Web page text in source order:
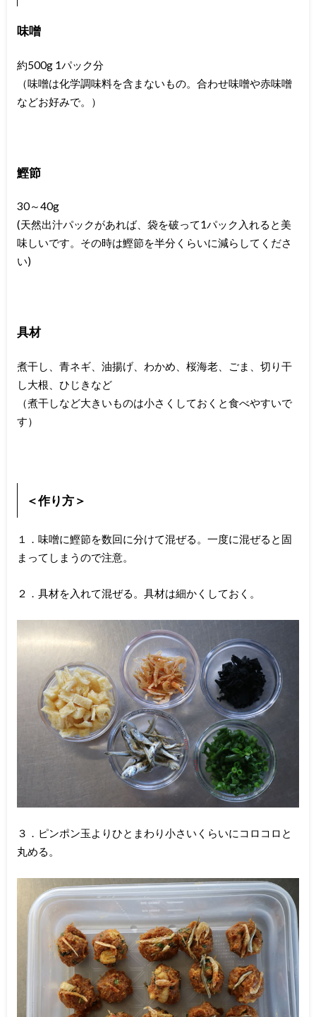
味噌
約500g 1パック分
（味噌は化学調味料を含まないもの。合わせ味噌や赤味噌
などお好みで。）
鰹節
30～40g
(天然出汁パックがあれば、袋を破って1パック入れると美
味しいです。その時は鰹節を半分くらいに減らしてくださ
い)
具材
煮干し、青ネギ、油揚げ、わかめ、桜海老、ごま、切り干
し大根、ひじきなど
（煮干しなど大きいものは小さくしておくと食べやすいで
す）
＜作り方＞
１．味噌に鰹節を数回に分けて混ぜる。一度に混ぜると固
まってしまうので注意。
２．具材を入れて混ぜる。具材は細かくしておく。
３．ピンポン玉よりひとまわり小さいくらいにコロコロと
丸める。